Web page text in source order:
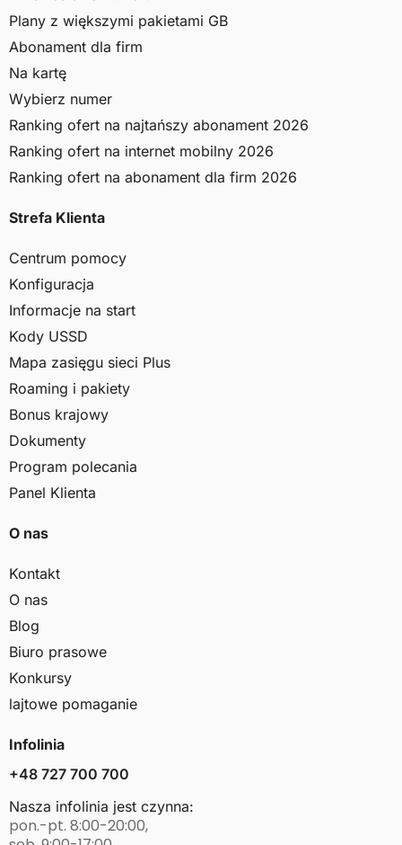
Plany z większymi pakietami GB
Abonament dla firm
Na kartę
Wybierz numer
Ranking ofert na najtańszy abonament 2026
Ranking ofert na internet mobilny 2026
Ranking ofert na abonament dla firm 2026
Strefa Klienta
Centrum pomocy
Konfiguracja
Informacje na start
Kody USSD
Mapa zasięgu sieci Plus
Roaming i pakiety
Bonus krajowy
Dokumenty
Program polecania
Panel Klienta
O nas
Kontakt
O nas
Blog
Biuro prasowe
Konkursy
lajtowe pomaganie
Infolinia
+48 727 700 700
Nasza infolinia jest czynna:
pon.-pt. 8:00-20:00,